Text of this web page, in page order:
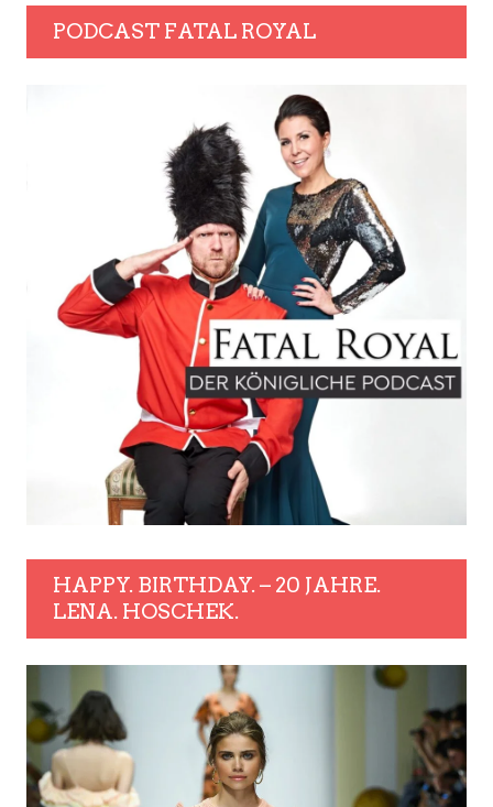
PODCAST FATAL ROYAL
HAPPY. BIRTHDAY. – 20 JAHRE.
LENA. HOSCHEK.